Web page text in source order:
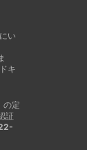
い
キ
の定
証